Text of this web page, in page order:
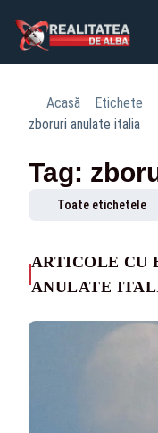
Acasă Etichete
zboruri anulate italia
Tag:
Toate etichetele
ARTICOLE CU
ANULATE